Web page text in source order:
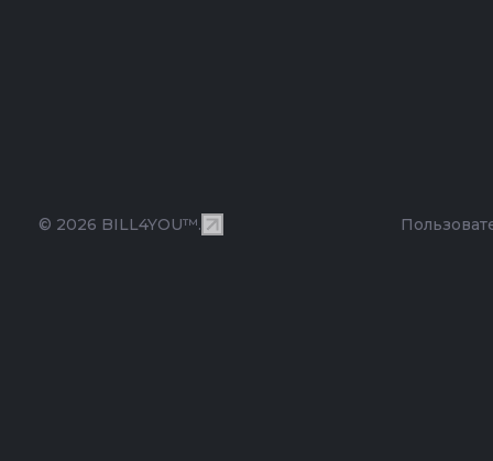
© 2026 BILL4YOU™.